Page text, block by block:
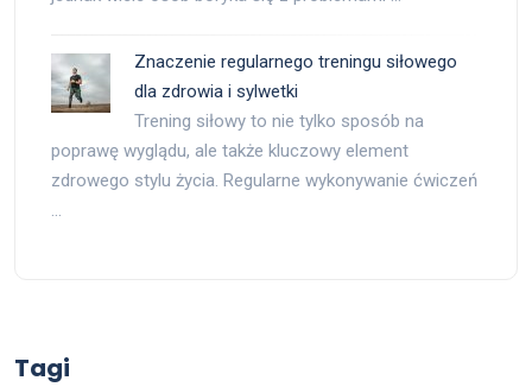
Znaczenie regularnego treningu siłowego
dla zdrowia i sylwetki
Trening siłowy to nie tylko sposób na
poprawę wyglądu, ale także kluczowy element
zdrowego stylu życia. Regularne wykonywanie ćwiczeń
…
Tagi